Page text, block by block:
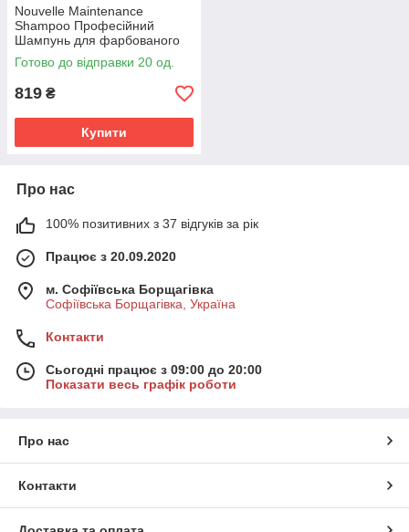
Nouvelle Maintenance
Shampoo Професійний
Шампунь для фарбованого
волосся 1000 мл.
Готово до відправки 20 од.
819 ₴
Купити
Про нас
100% позитивних з 37 відгуків за рік
Працює з 20.09.2020
м. Софіївська Борщагівка
Софіївська Борщагівка, Україна
Контакти
Сьогодні працює з 09:00 до 20:00
Показати весь графік роботи
Про нас
Контакти